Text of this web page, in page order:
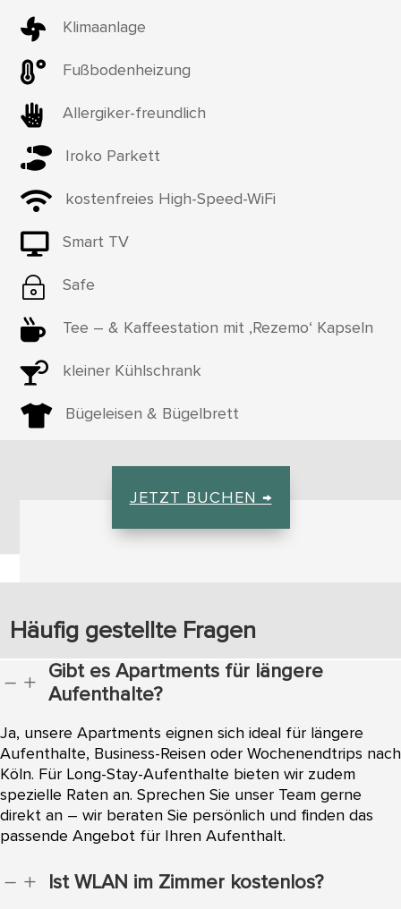
 Klimaanlage
 Fußbodenheizung
 Allergiker-freundlich
 Iroko Parkett
 kostenfreies High-Speed-WiFi
 Smart TV
~ Safe
 Tee – & Kaffeestation mit ‚Rezemo‘ Kapseln
 kleiner Kühlschrank
 Bügeleisen & Bügelbrett
JETZT BUCHEN →
Häufig gestellte Fragen
K L
Gibt es Apartments für längere
Aufenthalte?
Ja, unsere Apartments eignen sich ideal für längere
Aufenthalte, Business-Reisen oder Wochenendtrips nach
Köln. Für Long-Stay-Aufenthalte bieten wir zudem
spezielle Raten an. Sprechen Sie unser Team gerne
direkt an – wir beraten Sie persönlich und finden das
passende Angebot für Ihren Aufenthalt.
K L Ist WLAN im Zimmer kostenlos?